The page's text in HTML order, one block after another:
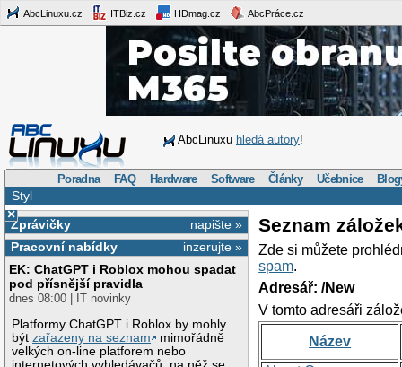
AbcLinuxu.cz ITBiz.cz HDmag.cz AbcPráce.cz
AbcLinuxu hledá autory!
Poradna FAQ Hardware Software Články Učebnice
Styl
×
napište »
Zprávičky
inzerujte »
Pracovní nabídky
EK: ChatGPT i Roblox mohou spadat
pod přísnější pravidla
dnes 08:00 | IT novinky
Platformy ChatGPT i Roblox by mohly
býtzařazeny na seznam
mimořádně
velkých on-line platforem nebo
Seznam
Zde si můžete
spam.
Adresář: /New
V tomto adresáři
Název